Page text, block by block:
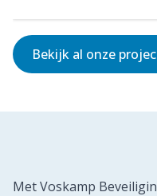
Bekijk al onze
Met Voskamp